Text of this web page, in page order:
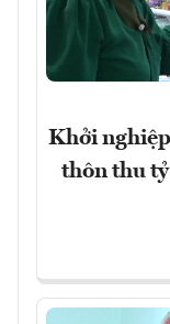
Khởi
thôn thu